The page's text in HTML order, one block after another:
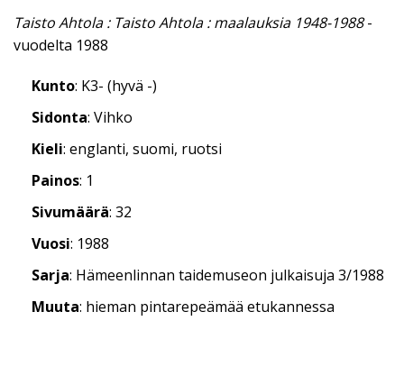
Taisto Ahtola : Taisto Ahtola : maalauksia 1948-1988-
vuodelta 1988
Kunto: K3- (hyvä -)
Sidonta: Vihko
Kieli: englanti, suomi, ruotsi
Painos: 1
Sivumäärä: 32
Vuosi: 1988
Sarja: Hämeenlinnan taidemuseon julkaisuja 3/1988
Muuta: hieman pintarepeämää etukannessa